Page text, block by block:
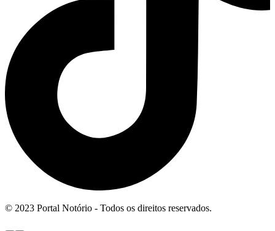
© 2023 Portal Notório - Todos os direitos reservados.